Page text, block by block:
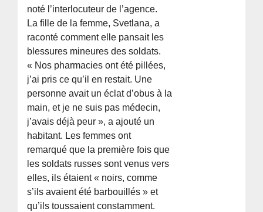
noté l’interlocuteur de l’agence.
La fille de la femme, Svetlana, a
raconté comment elle pansait les
blessures mineures des soldats.
« Nos pharmacies ont été pillées,
j’ai pris ce qu’il en restait. Une
personne avait un éclat d’obus à la
main, et je ne suis pas médecin,
j’avais déjà peur », a ajouté un
habitant. Les femmes ont
remarqué que la première fois que
les soldats russes sont venus vers
elles, ils étaient « noirs, comme
s’ils avaient été barbouillés » et
qu’ils toussaient constamment.